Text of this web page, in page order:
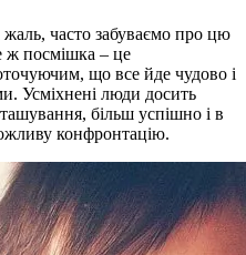
часто забуваємо про цю
ж посмішка – це
що все йде чудово і
Усміхнені люди досить
більш успішно і в
конфронтацію.